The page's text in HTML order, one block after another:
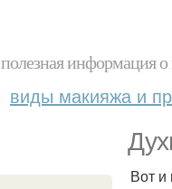
полезная информация
виды макияжа и
Вот и